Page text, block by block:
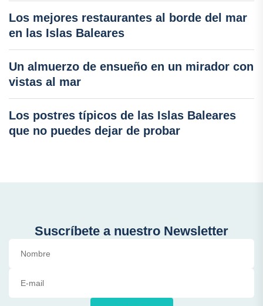
Los mejores restaurantes al borde del mar
en las Islas Baleares
Un almuerzo de ensueño en un mirador con
vistas al mar
Los postres típicos de las Islas Baleares
que no puedes dejar de probar
Suscríbete a nuestro Newsletter